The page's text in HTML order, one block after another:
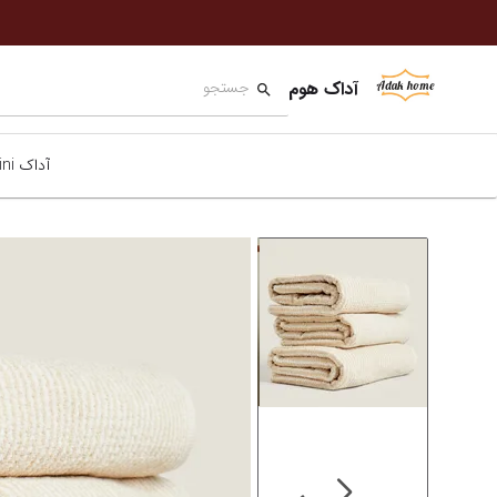
آداک هوم
آداک mini